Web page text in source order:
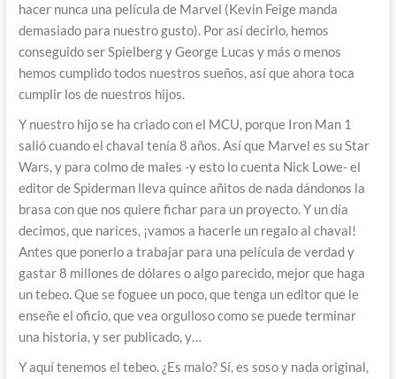
hacer nunca una película de Marvel (Kevin Feige manda
demasiado para nuestro gusto). Por así decirlo, hemos
conseguido ser Spielberg y George Lucas y más o menos
hemos cumplido todos nuestros sueños, así que ahora toca
cumplir los de nuestros hijos.
Y nuestro hijo se ha criado con el MCU, porque Iron Man 1
salió cuando el chaval tenía 8 años. Así que Marvel es su Star
Wars, y para colmo de males -y esto lo cuenta Nick Lowe- el
editor de Spiderman lleva quince añitos de nada dándonos la
brasa con que nos quiere fichar para un proyecto. Y un día
decimos, que narices, ¡vamos a hacerle un regalo al chaval!
Antes que ponerlo a trabajar para una película de verdad y
gastar 8 millones de dólares o algo parecido, mejor que haga
un tebeo. Que se foguee un poco, que tenga un editor que le
enseñe el oficio, que vea orgulloso como se puede terminar
una historia, y ser publicado, y…
Y aquí tenemos el tebeo. ¿Es malo? Sí, es soso y nada original,